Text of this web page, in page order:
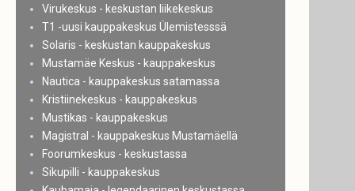
Virukeskus - keskustan liikekeskus
T1 -uusi kauppakeskus Ülemistesssä
Solaris - keskustan kauppakeskus
Mustamäe Keskus - kauppakeskus
Nautica - kauppakeskus satamassa
Kristiinekeskus - kauppakeskus
Mustikas - kauppakeskus
Magistral - kauppakeskus Mustamäellä
Foorumkeskus - keskustassa
Sikupilli - kauppakeskus